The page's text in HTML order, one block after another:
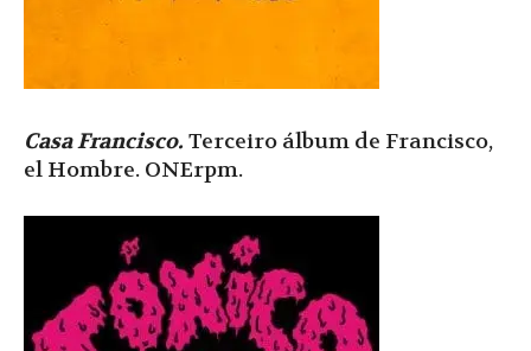
Casa Francisco. Terceiro álbum de Francisco,
el Hombre. ONErpm.